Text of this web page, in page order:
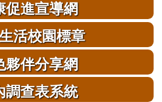
促進宣導網
活校園標章
夥伴分享網
調查表系統